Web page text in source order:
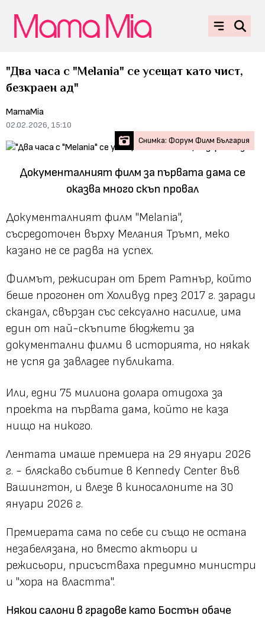
"Два часа с "Melania" се усещат като чист,
безкраен ад"
MamaMia
02.02.2026, 15:10
Снимка: Форум Филм България
Документалният филм за първата дама се
оказва много скъп провал
Документалният филм "Melania",
съсредоточен върху Мелания Тръмп, меко
казано не се радва на успех.
Филмът, режисиран от Брет Ратнър, който
беше прогонен от Холивуд през 2017 г. заради
скандал, свързан със сексуално насилие, има
един от най-скъпите бюджети за
документални филми в историята, но някак
не успя да завладее публиката.
Или, едни 75 милиона долара отидоха за
проекта на първата дама, който не каза
нищо на никого.
Лентата имаше премиера на 29 януари 2026
г. - бляскаво събитие в Kennedy Center във
Вашингтон, и влезе в киносалоните на 30
януари 2026 г.
Премиерата сама по себе си също не остана
незабелязана, но вместо актьори и
режисьори, присъстваха предимно министри
и "хора на властта".
Някои салони в градове като Бостън обаче